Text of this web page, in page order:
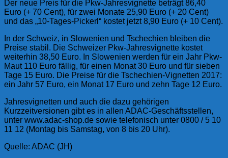
Der neue Preis für die Pkw-Jahresvignette beträgt 86,40
Euro (+ 70 Cent), für zwei Monate 25,90 Euro (+ 20 Cent)
und das „10-Tages-Pickerl“ kostet jetzt 8,90 Euro (+ 10 Cent).
In der Schweiz, in Slowenien und Tschechien bleiben die
Preise stabil. Die Schweizer Pkw-Jahresvignette kostet
weiterhin 38,50 Euro. In Slowenien werden für ein Jahr Pkw-
Maut 110 Euro fällig, für einen Monat 30 Euro und für sieben
Tage 15 Euro. Die Preise für die Tschechien-Vignetten 2017:
ein Jahr 57 Euro, ein Monat 17 Euro und zehn Tage 12 Euro.
Jahresvignetten und auch die dazu gehörigen
Kurzzeitversionen gibt es in allen ADAC-Geschäftsstellen,
unter www.adac-shop.de sowie telefonisch unter 0800 / 5 10
11 12 (Montag bis Samstag, von 8 bis 20 Uhr).
Quelle: ADAC (JH)